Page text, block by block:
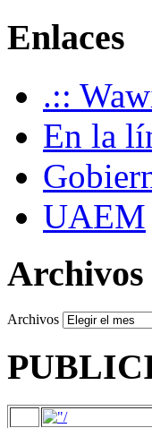
Enlaces
.::
En la
UAEM
Archivos
Archivos